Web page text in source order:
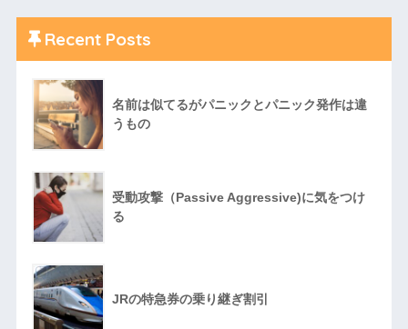
Recent Posts
名前は似てるがパニックとパニック発作は違
うもの
受動攻撃（Passive Aggressive)に気をつけ
る
JRの特急券の乗り継ぎ割引